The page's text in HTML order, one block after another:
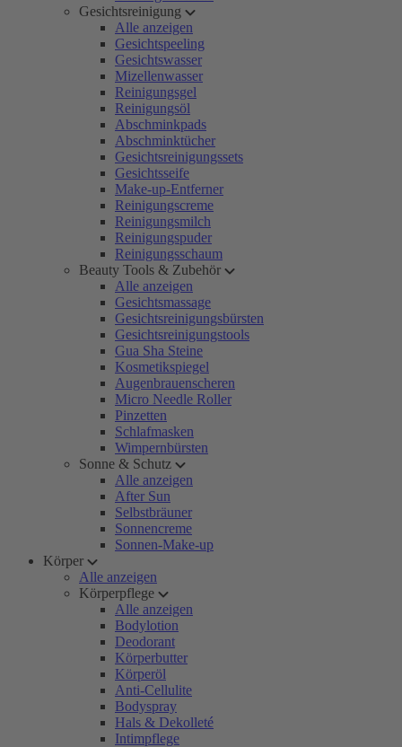
Gesichtsreinigung
Alle anzeigen
Gesichtspeeling
Gesichtswasser
Mizellenwasser
Reinigungsgel
Reinigungsöl
Abschminkpads
Abschminktücher
Gesichtsreinigungssets
Gesichtsseife
Make-up-Entferner
Reinigungscreme
Reinigungsmilch
Reinigungspuder
Reinigungsschaum
Beauty Tools & Zubehör
Alle anzeigen
Gesichtsmassage
Gesichtsreinigungsbürsten
Gesichtsreinigungstools
Gua Sha Steine
Kosmetikspiegel
Augenbrauenscheren
Micro Needle Roller
Pinzetten
Schlafmasken
Wimpernbürsten
Sonne & Schutz
Alle anzeigen
After Sun
Selbstbräuner
Sonnencreme
Sonnen-Make-up
Körper
Alle anzeigen
Körperpflege
Alle anzeigen
Bodylotion
Deodorant
Körperbutter
Körperöl
Anti-Cellulite
Bodyspray
Hals & Dekolleté
Intimpflege